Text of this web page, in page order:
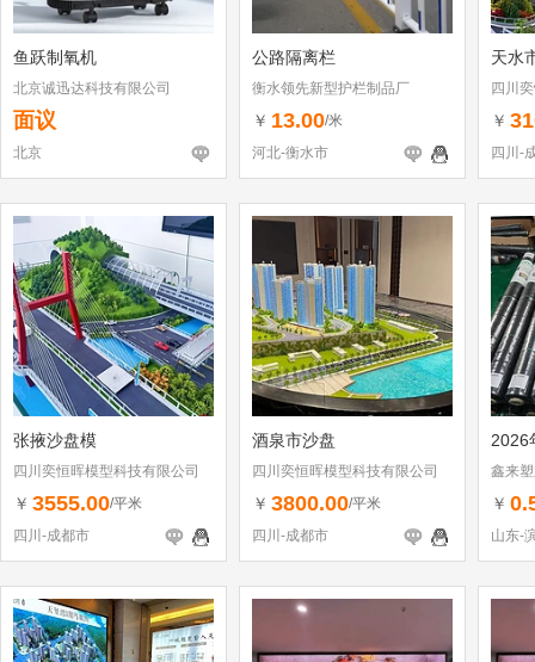
鱼跃制氧机
北京诚迅达科技有限公司
面议
北京
公路隔离栏
衡水领先新型护栏制品厂
￥ 13.00/米
河北-衡水市
天水
四川
￥
四川-
张掖沙盘模
四川奕恒晖模型科技有限公司
￥ 3555.00/平米
四川-成都市
酒泉市沙盘
四川奕恒晖模型科技有限公司
￥ 3800.00/平米
四川-成都市
2026
鑫来
￥
山东-